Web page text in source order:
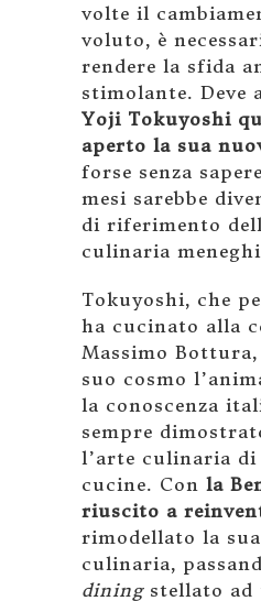
volte il
voluto, è
rendere la sfida
stimolante. Deve
Yoji Tokuyoshi
aperto la sua
forse senza
mesi sarebbe
di riferimento
culinaria
Tokuyoshi, che
ha cucinato alla
Massimo
suo cosmo
la conoscenza
sempre
l’arte culinaria di
cucine. Con la
riuscito a
rimodellato la
culinaria,
dining stellato